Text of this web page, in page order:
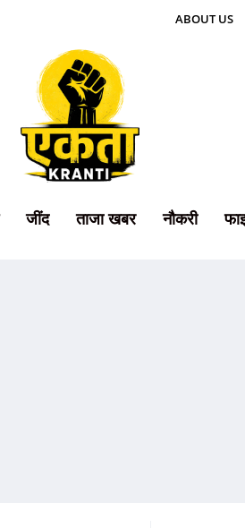
ABOUT US
जींद ताजा खबर नौकरी